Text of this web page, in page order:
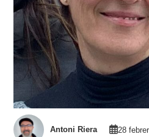
Antoni Riera 28